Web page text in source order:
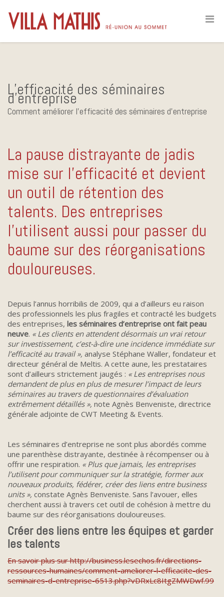
L’efficacité des séminaires
d’entreprise
Comment améliorer l’efficacité des séminaires d’entreprise
La pause distrayante de jadis
mise sur l’efficacité et devient
un outil de rétention des
talents. Des entreprises
l’utilisent aussi pour passer du
baume sur des réorganisations
douloureuses.
Depuis l’annus horribilis de 2009, qui a d’ailleurs eu raison
des professionnels les plus fragiles et contracté les budgets
des entreprises, les séminaires d’entreprise ont fait peau
neuve. « Les clients en attendent désormais un vrai retour
sur investissement, c’est-à-dire une incidence immédiate sur
l’efficacité au travail », analyse Stéphane Waller, fondateur et
directeur général de Meltis. A cette aune, les prestataires
sont d’ailleurs strictement jaugés : « Les entreprises nous
demandent de plus en plus de mesurer l’impact de leurs
séminaires au travers de questionnaires d’évaluation
extrêmement détaillés », note Agnès Benveniste, directrice
générale adjointe de CWT Meeting & Events.
Les séminaires d’entreprise ne sont plus abordés comme
une parenthèse distrayante, destinée à récompenser ou à
offrir une respiration. « Plus que jamais, les entreprises
l’utilisent pour communiquer sur la stratégie, former aux
nouveaux produits, fédérer, créer des liens entre business
units », constate Agnès Benveniste. Sans l’avouer, elles
cherchent aussi à travers cet outil de cohésion à mettre du
baume sur des réorganisations douloureuses.
Créer des liens entre les équipes et garder
les talents
En savoir plus sur http://business.lesechos.fr/directions-
ressources-humaines/comment-ameliorer-l-efficacite-des-
seminaires-d-entreprise-6513.php?vDRxLc8ItgZMWDwf.99